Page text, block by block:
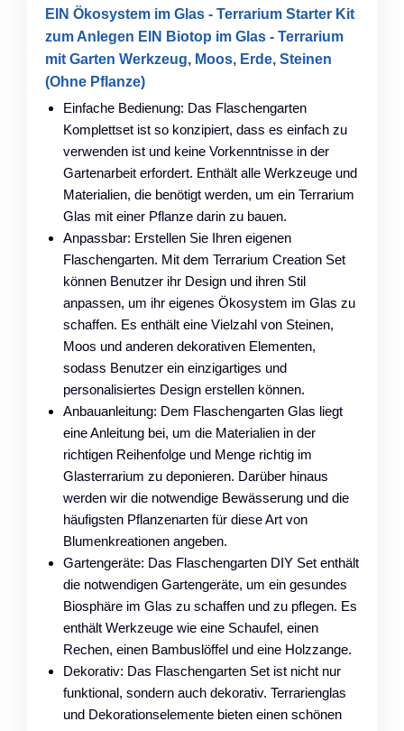
EIN Ökosystem im Glas - Terrarium Starter Kit
zum Anlegen EIN Biotop im Glas - Terrarium
mit Garten Werkzeug, Moos, Erde, Steinen
(Ohne Pflanze)
Einfache Bedienung: Das Flaschengarten
Komplettset ist so konzipiert, dass es einfach zu
verwenden ist und keine Vorkenntnisse in der
Gartenarbeit erfordert. Enthält alle Werkzeuge und
Materialien, die benötigt werden, um ein Terrarium
Glas mit einer Pflanze darin zu bauen.
Anpassbar: Erstellen Sie Ihren eigenen
Flaschengarten. Mit dem Terrarium Creation Set
können Benutzer ihr Design und ihren Stil
anpassen, um ihr eigenes Ökosystem im Glas zu
schaffen. Es enthält eine Vielzahl von Steinen,
Moos und anderen dekorativen Elementen,
sodass Benutzer ein einzigartiges und
personalisiertes Design erstellen können.
Anbauanleitung: Dem Flaschengarten Glas liegt
eine Anleitung bei, um die Materialien in der
richtigen Reihenfolge und Menge richtig im
Glasterrarium zu deponieren. Darüber hinaus
werden wir die notwendige Bewässerung und die
häufigsten Pflanzenarten für diese Art von
Blumenkreationen angeben.
Gartengeräte: Das Flaschengarten DIY Set enthält
die notwendigen Gartengeräte, um ein gesundes
Biosphäre im Glas zu schaffen und zu pflegen. Es
enthält Werkzeuge wie eine Schaufel, einen
Rechen, einen Bambuslöffel und eine Holzzange.
Dekorativ: Das Flaschengarten Set ist nicht nur
funktional, sondern auch dekorativ. Terrarienglas
und Dekorationselemente bieten einen schönen